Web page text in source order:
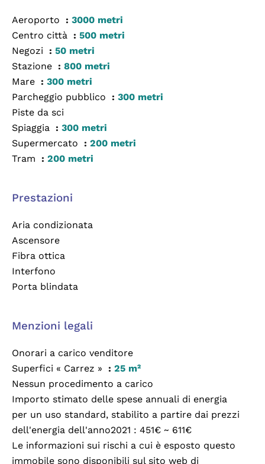
Aeroporto
3000 metri
Centro città
500 metri
Negozi
50 metri
Stazione
800 metri
Mare
300 metri
Parcheggio pubblico
300 metri
Piste da sci
Spiaggia
300 metri
Supermercato
200 metri
Tram
200 metri
Prestazioni
Aria condizionata
Ascensore
Fibra ottica
Interfono
Porta blindata
Menzioni legali
Onorari a carico venditore
Superfici « Carrez »
25 m²
Nessun procedimento a carico
Importo stimato delle spese annuali di energia
per un uso standard, stabilito a partire dai prezzi
dell'energia dell'anno2021 : 451€ ~ 611€
Le informazioni sui rischi a cui è esposto questo
immobile sono disponibili sul sito web di